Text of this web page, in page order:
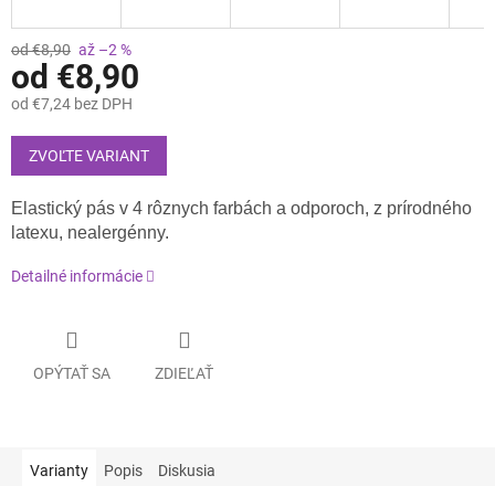
od €8,90 až –2 %
od €8,90
od €7,24 bez DPH
Jednotková
cena:
ZVOĽTE VARIANT
Elastický pás v 4 rôznych farbách a odporoch, z prírodného
latexu, nealergénny.
Detailné informácie
OPÝTAŤ SA ZDIEĽAŤ
Varianty Popis Diskusia